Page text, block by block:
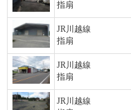
指扇
JR川越線
指扇
JR川越線
指扇
JR川越線